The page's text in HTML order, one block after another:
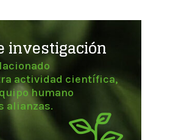
investigación
actividad científica,
humano
alianzas.